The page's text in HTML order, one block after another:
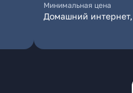
Минимальная цена
Домашний